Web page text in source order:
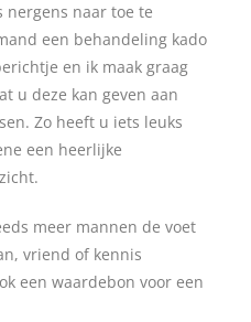
nergens naar toe te
een behandeling kado
en ik maak graag
u deze kan geven aan
Zo heeft u iets leuks
een heerlijke
meer mannen de voet
vriend of kennis
een waardebon voor een